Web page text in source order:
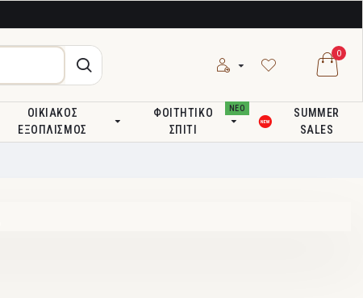
0
ΟΙΚΙΑΚΌΣ
ΕΞΟΠΛΙΣΜΌΣ
ΦΟΙΤΗΤΙΚΌ
ΣΠΊΤΙ
ΝΕΟ
SUMMER
SALES